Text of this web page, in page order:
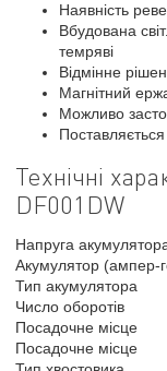
Наявність
Вбудована
темряві
Відмінне
Магнітний
Можливо
Технічні
DF001DW
Напруга
Акумулятор (ампер-
Тип акумулятора
Число оборотів
Посадочне місце
Посадочне місце